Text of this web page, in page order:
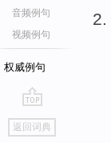
音频例句
视频例句
权威例句
go
top
返回词典